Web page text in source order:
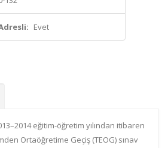
Evet
eğitim-öğretim yılından itibaren
Ortaöğretime Geçiş (TEOG) sınav